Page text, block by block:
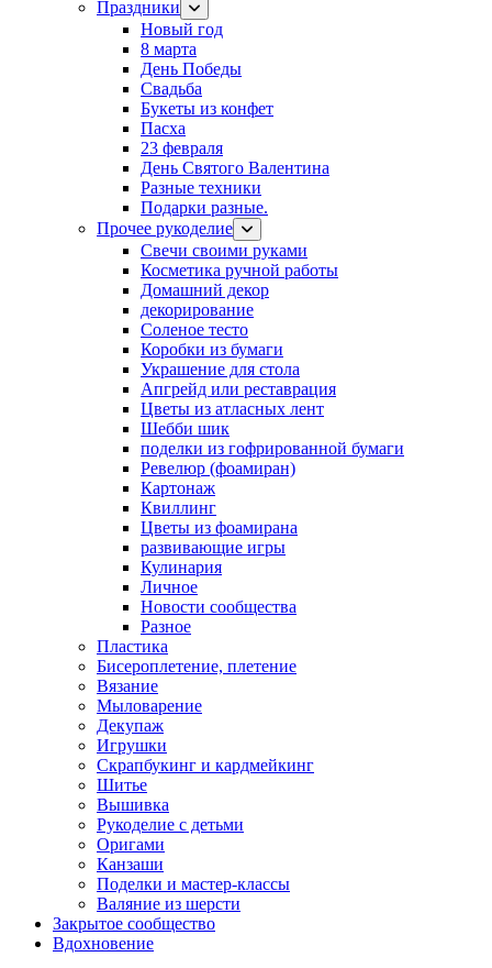
Праздники
Новый год
8 марта
День Победы
Свадьба
Букеты из конфет
Пасха
23 февраля
День Святого Валентина
Разные техники
Подарки разные.
Прочее рукоделие
Свечи своими руками
Косметика ручной работы
Домашний декор
декорирование
Соленое тесто
Коробки из бумаги
Украшение для стола
Апгрейд или реставрация
Цветы из атласных лент
Шебби шик
поделки из гофрированной бумаги
Ревелюр (фоамиран)
Картонаж
Квиллинг
Цветы из фоамирана
развивающие игры
Кулинария
Личное
Новости сообщества
Разное
Пластика
Бисероплетение, плетение
Вязание
Мыловарение
Декупаж
Игрушки
Скрапбукинг и кардмейкинг
Шитье
Вышивка
Рукоделие с детьми
Оригами
Канзаши
Поделки и мастер-классы
Валяние из шерсти
Закрытое сообщество
Вдохновение